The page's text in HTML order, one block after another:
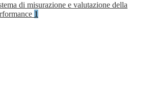
di misurazione e valutazione della
1